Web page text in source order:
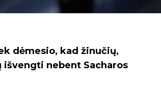
dėmesio, kad žinučių,
nebent Sacharos